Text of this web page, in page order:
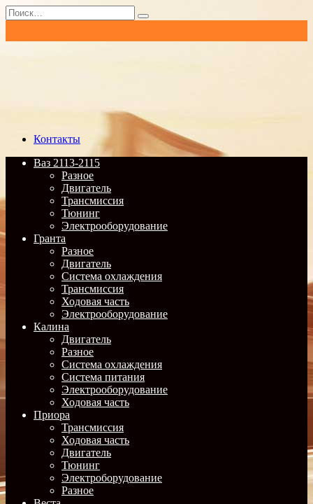
Перейти
к
Search
for:
Контакты
Ваз 2113-2115
Разное
Двигатель
Трансмиссия
Тюнинг
Электрооборудование
Гранта
Разное
Двигатель
Система охлаждения
Трансмиссия
Ходовая часть
Электрооборудование
Калина
Двигатель
Разное
Система охлаждения
Система питания
Электрооборудование
Ходовая часть
Приора
Трансмиссия
Ходовая часть
Двигатель
Тюнинг
Электроборудование
Разное